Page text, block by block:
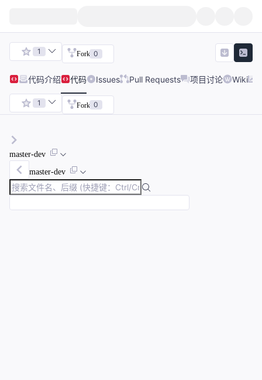
1 Fork 0
代码介绍 代码 Issues Pull Requests 项目讨论 Wiki
1 Fork 0
master-dev
master-dev